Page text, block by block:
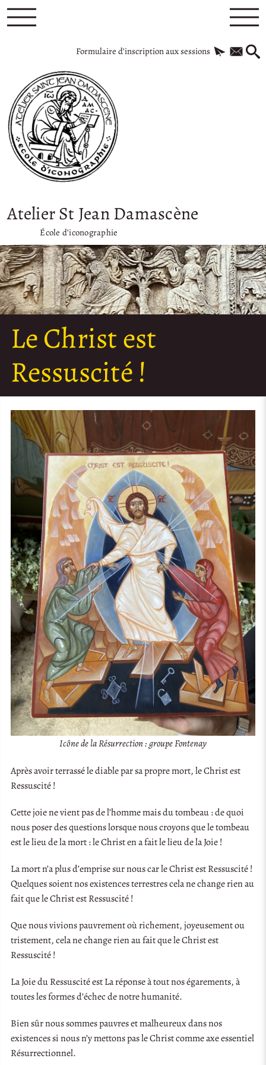
Formulaire d’inscription aux sessions
Atelier St Jean Damascène
École d’iconographie
Le Christ est
Ressuscité !
Icône de la Résurrection : groupe Fontenay
Après avoir terrassé le diable par sa propre mort, le Christ est
Ressuscité !
Cette joie ne vient pas de l’homme mais du tombeau : de quoi
nous poser des questions lorsque nous croyons que le tombeau
est le lieu de la mort : le Christ en a fait le lieu de la Joie !
La mort n’a plus d’emprise sur nous car le Christ est Ressuscité !
Quelques soient nos existences terrestres cela ne change rien au
fait que le Christ est Ressuscité !
Que nous vivions pauvrement où richement, joyeusement ou
tristement, cela ne change rien au fait que le Christ est
Ressuscité !
La Joie du Ressuscité est La réponse à tout nos égarements, à
toutes les formes d’échec de notre humanité.
Bien sûr nous sommes pauvres et malheureux dans nos
existences si nous n’y mettons pas le Christ comme axe essentiel
Résurrectionnel.